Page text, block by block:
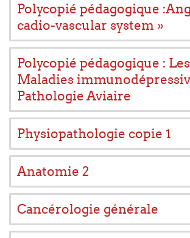
Polycopié pédagogique
cadio-vascular system »
Polycopié pédagogique : Les
Maladies
Pathologie Aviaire
Physiopathologie copie 1
Anatomie 2
Cancérologie générale